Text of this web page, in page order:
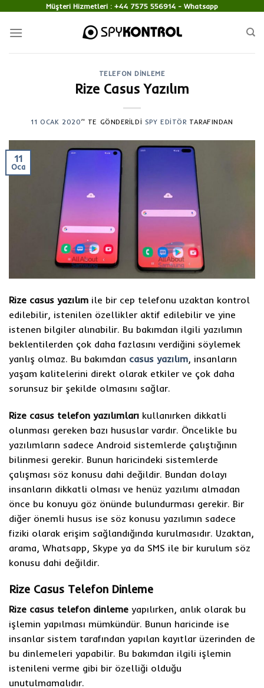
content
Müşteri Hizmetleri : +44 7575 556914 - Whatsapp
TELEFON DINLEME
Rize Casus Yazılım
11 OCAK 2020’' TE GÖNDERILDI SPY EDITÖR TARAFINDAN
11
Oca
Rize casus yazılım ile bir cep telefonu uzaktan kontrol
edilebilir, istenilen özellikler aktif edilebilir ve yine
istenen bilgiler alınabilir. Bu bakımdan ilgili yazılımın
beklentilerden çok daha fazlasını verdiğini söylemek
yanlış olmaz. Bu bakımdan casus yazılım, insanların
yaşam kalitelerini direkt olarak etkiler ve çok daha
sorunsuz bir şekilde olmasını sağlar.
Rize casus telefon yazılımları kullanırken dikkatli
olunması gereken bazı hususlar vardır. Öncelikle bu
yazılımların sadece Android sistemlerde çalıştığının
bilinmesi gerekir. Bunun haricindeki sistemlerde
çalışması söz konusu dahi değildir. Bundan dolayı
insanların dikkatli olması ve henüz yazılımı almadan
önce bu konuyu göz önünde bulundurması gerekir. Bir
diğer önemli husus ise söz konusu yazılımın sadece
fiziki olarak erişim sağlandığında kurulmasıdır. Uzaktan,
arama, Whatsapp, Skype ya da SMS ile bir kurulum söz
konusu dahi değildir.
Rize Casus Telefon Dinleme
Rize casus telefon dinleme yapılırken, anlık olarak bu
işlemin yapılması mümkündür. Bunun haricinde ise
insanlar sistem tarafından yapılan kayıtlar üzerinden de
bu dinlemeleri yapabilir. Bu bakımdan ilgili işlemin
istenileni verme gibi bir özelliği olduğu
unutulmamalıdır.